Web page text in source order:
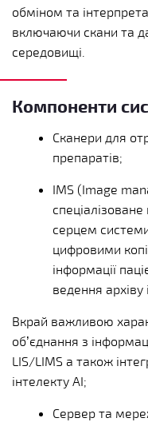
обміном та
включаючи скани та
середовищі.
Компоненти
Сканери для
препаратів;
IMS (Image
серцем
цифровими
інформації
ведення архіву
Вкрай важливою
об’єднання з
LIS/LIMS а також
інтелекту AI;
Сервер та